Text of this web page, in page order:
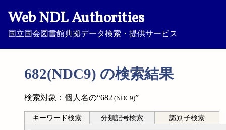
Web NDL Authorities
国立国会図書館典拠データ検索・提供サービス
682(NDC9) の検索結果
検索対象：個人名の“682 (NDC9)”
キーワード検索 分類記号検索 識別子検索